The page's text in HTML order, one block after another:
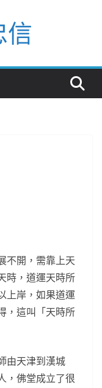
不開，需靠上天
時，道運天時所
上岸，如果道運
，這叫「天時所
由天津到漢城
，佛堂成立了很